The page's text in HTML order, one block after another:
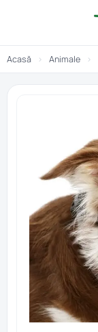
Acasă › Animale ›